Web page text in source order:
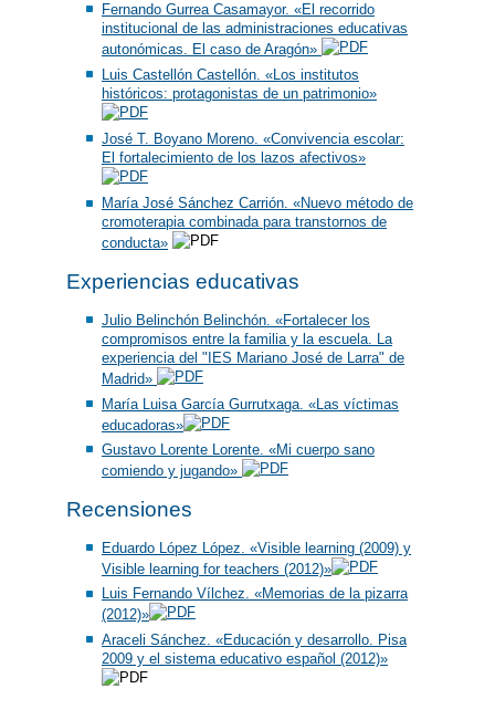
Fernando Gurrea Casamayor. «El recorrido
institucional de las administraciones educativas
autonómicas. El caso de Aragón»
Luis Castellón Castellón. «Los institutos
históricos: protagonistas de un patrimonio»
José T. Boyano Moreno. «Convivencia escolar:
El fortalecimiento de los lazos afectivos»
María José Sánchez Carrión. «Nuevo método de
cromoterapia combinada para transtornos de
conducta»
Experiencias educativas
Julio Belinchón Belinchón. «Fortalecer los
compromisos entre la familia y la escuela. La
experiencia del "IES Mariano José de Larra" de
Madrid»
María Luisa García Gurrutxaga. «Las víctimas
educadoras»
Gustavo Lorente Lorente. «Mi cuerpo sano
comiendo y jugando»
Recensiones
Eduardo López López. «Visible learning (2009) y
Visible learning for teachers (2012)»
Luis Fernando Vílchez. «Memorias de la pizarra
(2012)»
Araceli Sánchez. «Educación y desarrollo. Pisa
2009 y el sistema educativo español (2012)»